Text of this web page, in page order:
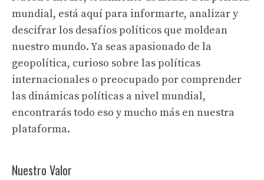
mundial, está aquí para informarte, analizar y
descifrar los desafíos políticos que moldean
nuestro mundo. Ya seas apasionado de la
geopolítica, curioso sobre las políticas
internacionales o preocupado por comprender
las dinámicas políticas a nivel mundial,
encontrarás todo eso y mucho más en nuestra
plataforma.
Nuestro Valor